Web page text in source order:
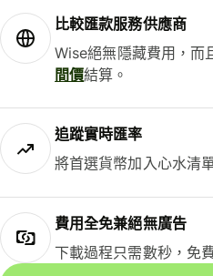
比較匯款服務供應商
Wise絕無隱藏費用，而
間價結算。
追蹤實時匯率
將首選貨幣加入心水清
費用全免兼絕無廣告
下載過程只需數秒，免